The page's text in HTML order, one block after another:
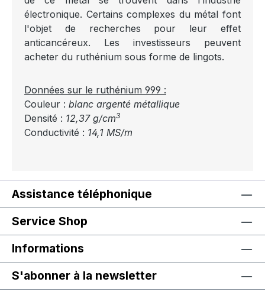
électronique. Certains complexes du métal font
l'objet de recherches pour leur effet
anticancéreux. Les investisseurs peuvent
acheter du ruthénium sous forme de lingots.
Données sur le ruthénium 999 :
Couleur : blanc argenté métallique
Densité : 12,37 g/cm3
Conductivité : 14,1 MS/m
Assistance téléphonique
Service Shop
Informations
S'abonner à la newsletter